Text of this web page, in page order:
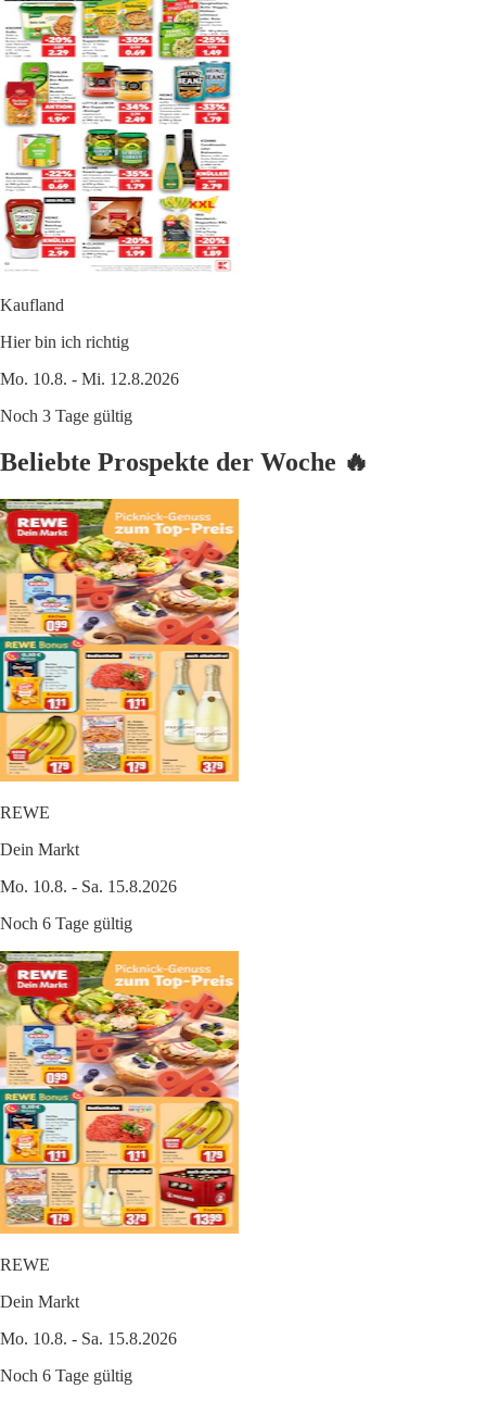
Kaufland
Hier bin ich richtig
Mo. 10.8. - Mi. 12.8.2026
Noch 3 Tage gültig
Beliebte Prospekte der Woche 🔥
REWE
Dein Markt
Mo. 10.8. - Sa. 15.8.2026
Noch 6 Tage gültig
REWE
Dein Markt
Mo. 10.8. - Sa. 15.8.2026
Noch 6 Tage gültig